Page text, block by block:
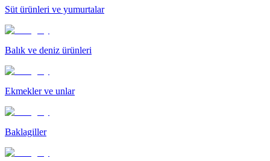
Süt ürünleri ve yumurtalar
Balık ve deniz ürünleri
Ekmekler ve unlar
Baklagiller